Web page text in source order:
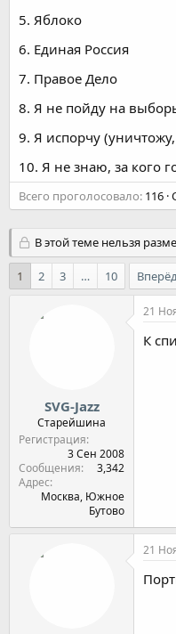
5. Яблоко
6. Единая Россия
7. Правое Дело
8. Я не пойду на
9. Я испорчу
10. Я не знаю, за кого
Всего проголосовало 116
В этой теме нельзя
1 2 3 … 10
SVG-Jazz
Старейшина
Регистрация
3 Сен 2008
Сообщения
3,342
Адрес
Москва, Южное
Бутово
21
К
21